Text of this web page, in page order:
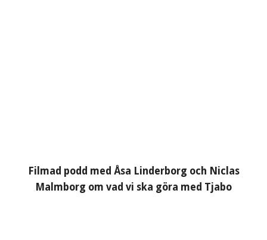
Filmad podd med Åsa Linderborg och Niclas
Malmborg om vad vi ska göra med Tjabo